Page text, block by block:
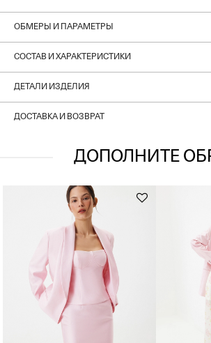
элегантно и с игривым характером.
ОБМЕРЫ И ПАРАМЕТРЫ
СОСТАВ И ХАРАКТЕРИСТИКИ
ДЕТАЛИ ИЗДЕЛИЯ
ДОСТАВКА И ВОЗВРАТ
ДОПОЛНИТЕ